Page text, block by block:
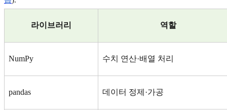
라이브러리 역할
NumPy 수치 연산·배열 처리
pandas 데이터 정제 ·가공